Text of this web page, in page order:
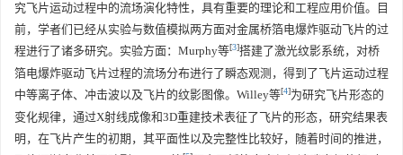
究飞片运动过程中的流场演化特性，具有重要的理论和工程应用价值。目
前，学者们已经从实验与数值模拟两方面对金属桥箔电爆炸驱动飞片的过
程进行了诸多研究。实验方面：Murphy等[3]搭建了激光纹影系统，对桥
箔电爆炸驱动飞片过程的流场分布进行了瞬态观测，得到了飞片运动过程
中等离子体、冲击波以及飞片的纹影图像。Willey等[4]为研究飞片形态的
变化规律，通过X射线成像和3D重建技术表征了飞片的形态，研究结果表
明，在飞片产生的初期，其平面性以及完整性比较好，随着时间的推进，